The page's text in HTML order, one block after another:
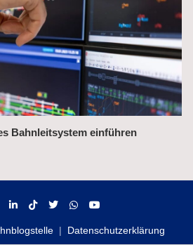
im Management
Datenschutzerklärung